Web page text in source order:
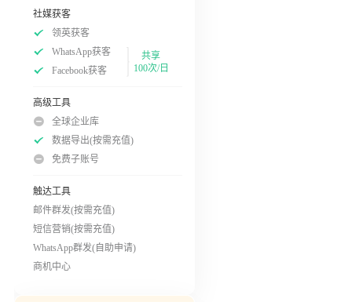
社媒获客
领英获客
WhatsApp获客
Facebook获客
共享
100次/日
高级工具
全球企业库
数据导出(按需充值)
免费子账号
触达工具
邮件群发(按需充值)
短信营销(按需充值)
WhatsApp群发(自助申请)
商机中心